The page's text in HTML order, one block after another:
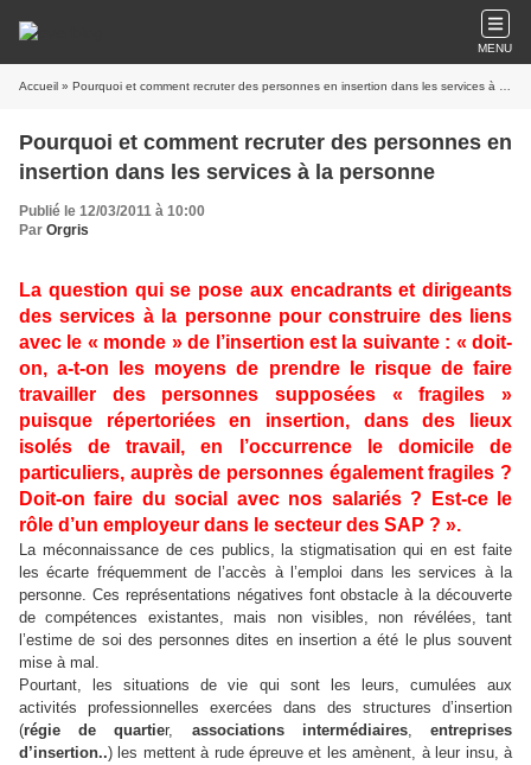
MENU
Accueil » Pourquoi et comment recruter des personnes en insertion dans les services à la personne
Pourquoi et comment recruter des personnes en
insertion dans les services à la personne
Publié le 12/03/2011 à 10:00
Par Orgris
La question qui se pose aux encadrants et dirigeants
des services à la personne pour construire des liens
avec le « monde » de l’insertion est la suivante : « doit-
on, a-t-on les moyens de prendre le risque de faire
travailler des personnes supposées « fragiles »
puisque répertoriées en insertion, dans des lieux
isolés de travail, en l’occurrence le domicile de
particuliers, auprès de personnes également fragiles ?
Doit-on faire du social avec nos salariés ? Est-ce le
rôle d’un employeur dans le secteur des SAP ? ».
La méconnaissance de ces publics, la stigmatisation qui en est faite
les écarte fréquemment de l’accès à l’emploi dans les services à la
personne. Ces représentations négatives font obstacle à la découverte
de compétences existantes, mais non visibles, non révélées, tant
l’estime de soi des personnes dites en insertion a été le plus souvent
mise à mal.
Pourtant, les situations de vie qui sont les leurs, cumulées aux
activités professionnelles exercées dans des structures d’insertion
(régie de quartier, associations intermédiaires,entreprises
d’insertion..) les mettent à rude épreuve et les amènent, à leur insu, à